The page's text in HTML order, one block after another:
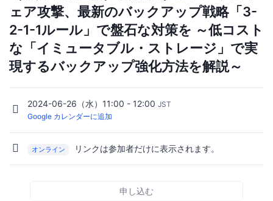
ェア攻撃、最新のバックアップ戦略「3-
2-1-1ルール」で盤石な対策を ～低コスト
な「イミュータブル・ストレージ」で実
現するバックアップ強化方法を解説～
2024-06-26（水）11:00 - 12:00 JST
Google カレンダーに追加
オンライン リンクは参加者だけに表示されます。
申し込む